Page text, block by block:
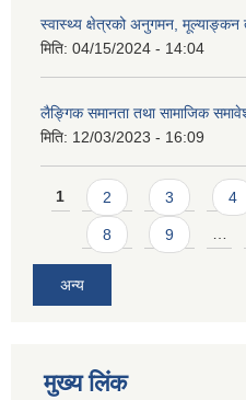
स्वास्थ्य क्षेत्रको अनुगमन, मूल्याङ्कन
मिति: 04/15/2024 - 14:04
लैङ्गिक समानता तथा सामाजिक
मिति: 12/03/2023 - 16:09
Pages
1 2 3 4
8 9 …
अन्य
मुख्य लिंक